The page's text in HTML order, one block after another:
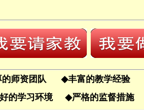
的师资团队 ◆丰富的教学经验
的学习环境 ◆严格的监督措施